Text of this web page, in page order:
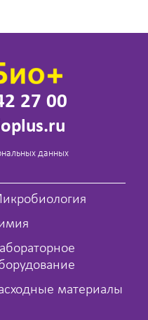
27 00
данных
материалы